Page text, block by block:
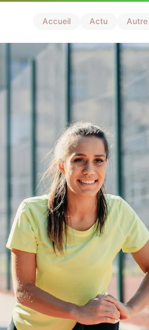
Accueil Actu